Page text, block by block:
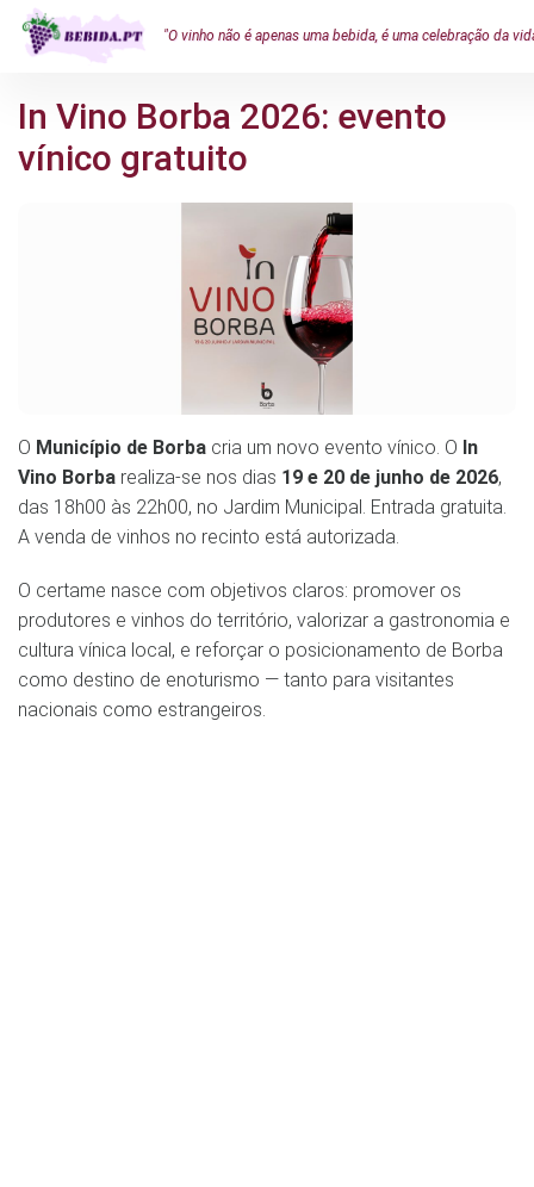
"O vinho não é apenas uma bebida, é uma celebração da
In Vino Borba 2026: evento
vínico gratuito
O Município de Borba cria um novo evento vínico. O In
Vino Borba realiza-se nos dias 19 e 20 de junho de 2026,
das 18h00 às 22h00, no Jardim Municipal. Entrada gratuita.
A venda de vinhos no recinto está autorizada.
O certame nasce com objetivos claros: promover os
produtores e vinhos do território, valorizar a gastronomia e
cultura vínica local, e reforçar o posicionamento de Borba
como destino de enoturismo — tanto para visitantes
nacionais como estrangeiros.